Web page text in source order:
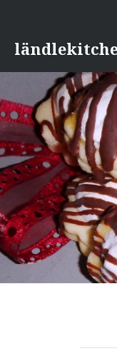
Inhalt